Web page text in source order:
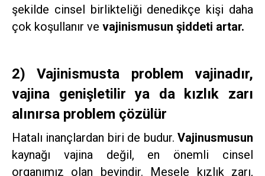
şekilde cinsel birlikteliği denedikçe kişi daha
çok koşullanır ve vajinismusun şiddeti artar.
2) Vajinismusta problem vajinadır,
vajina genişletilir ya da kızlık zarı
alınırsa problem çözülür
Hatalı inançlardan biri de budur. Vajinusmusun
kaynağı vajina değil, en önemli cinsel
organımız olan beyindir. Mesele kızlık zarı,